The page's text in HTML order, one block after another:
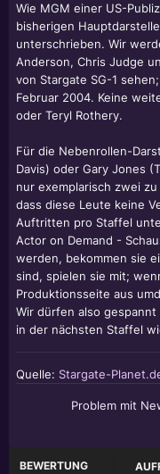
Wie MGM einer US-
bisherigen
unterschrieben. Wir
Anderson, Chris Judge
von Stargate SG-1
Februar 2004. Keine
oder Teryl Rothery.
Für die Nebenrollen-
Davis) oder Gary Jones
nur exemplarisch zwei
dass diese Leute keine
Auftritten pro Staffel
Actor on Demand -
werden, bekommen sie
sind, spielen sie mit;
Produktionsseite aus
Wir dürfen also
in der nächsten Staffel
Quelle: Stargate-
Problem mit
BEWERTUNG